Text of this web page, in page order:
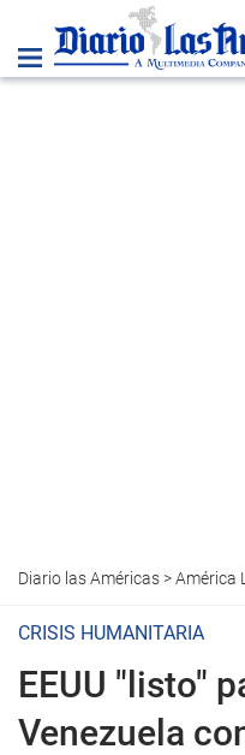
Diario las Américas>América
CRISIS HUMANITARIA
EEUU "listo"
Venezuela